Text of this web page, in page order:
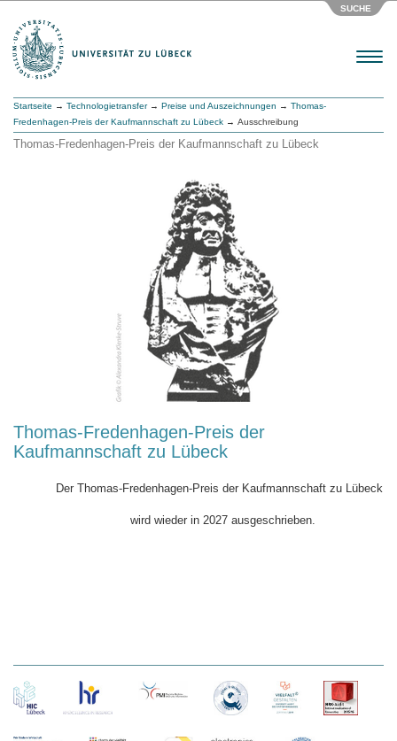
SUCHE
Menu
Startseite → Technologietransfer→ Preise und Auszeichnungen → Thomas-
Fredenhagen-Preis der Kaufmannschaft zu Lübeck → Ausschreibung
Thomas-Fredenhagen-Preis der Kaufmannschaft zu Lübeck
Thomas-Fredenhagen-Preis der
Kaufmannschaft zu Lübeck
Der Thomas-Fredenhagen-Preis der Kaufmannschaft zu Lübeck
wird wieder in 2027 ausgeschrieben.